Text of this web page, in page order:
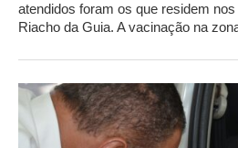
atendidos foram os que residem
Riacho da Guia. A vacinação na